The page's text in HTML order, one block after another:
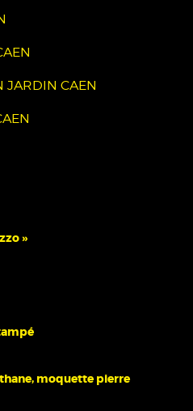
JARDIN CAEN
»
moquette pierre